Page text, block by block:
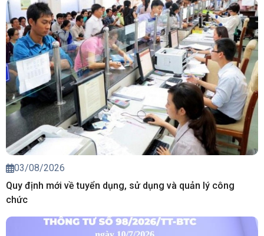
03/08/2026
Quy định mới về tuyển dụng, sử dụng và quản lý công
chức